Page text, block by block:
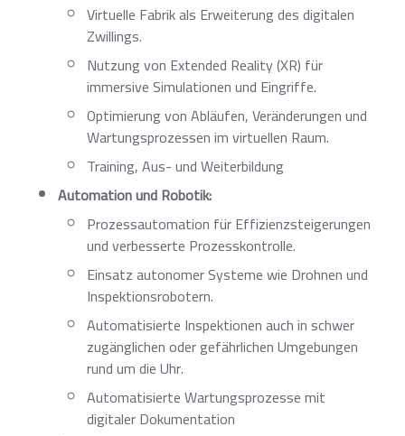
Virtuelle Fabrik als Erweiterung des digitalen
Zwillings.
Nutzung von Extended Reality (XR) für
immersive Simulationen und Eingriffe.
Optimierung von Abläufen, Veränderungen und
Wartungsprozessen im virtuellen Raum.
Training, Aus- und Weiterbildung
Automation und Robotik:
Prozessautomation für Effizienzsteigerungen
und verbesserte Prozesskontrolle.
Einsatz autonomer Systeme wie Drohnen und
Inspektionsrobotern.
Automatisierte Inspektionen auch in schwer
zugänglichen oder gefährlichen Umgebungen
rund um die Uhr.
Automatisierte Wartungsprozesse mit
digitaler Dokumentation